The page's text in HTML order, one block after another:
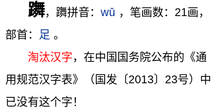
躌，躌拼音：wǔ ，笔画数：21画，
部首：
足 。
淘汰汉字，在中国国务院公布的《通
用规范汉字表》（国发〔2013〕23号）中
已没有这个字！